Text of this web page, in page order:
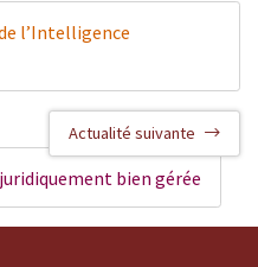
l’Intelligence
Actualité suivante
bien gérée